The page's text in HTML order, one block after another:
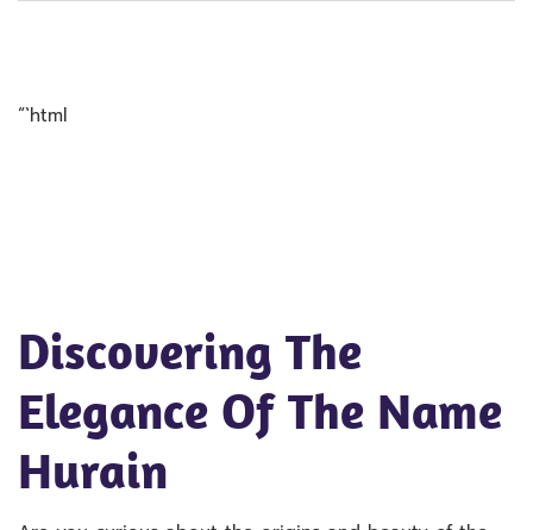
“`html
Discovering The
Elegance Of The Name
Hurain